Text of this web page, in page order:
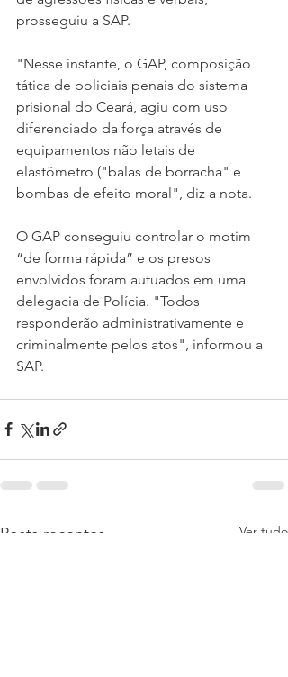
prosseguiu a SAP.
"Nesse instante, o GAP, composição
tática de policiais penais do sistema
prisional do Ceará, agiu com uso
diferenciado da força através de
equipamentos não letais de
elastômetro ("balas de borracha" e
bombas de efeito moral", diz a nota.
O GAP conseguiu controlar o motim
“de forma rápida” e os presos
envolvidos foram autuados em uma
delegacia de Polícia. "Todos
responderão administrativamente e
criminalmente pelos atos", informou a
SAP.
Posts recentes Ver tudo